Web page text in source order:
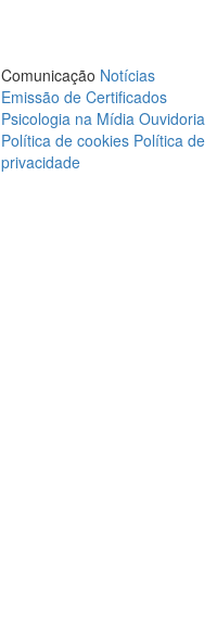
Comunicação Notícias
Emissão de Certificados
Psicologia na Mídia Ouvidoria
Política de cookies Política de
privacidade